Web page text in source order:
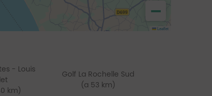
−
Leaflet
- Louis
km)
Golf La Rochelle Sud
(a 53 km)